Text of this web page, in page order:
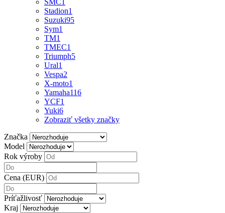
SMC
Stadion1
Suzuki95
Sym1
TM1
TMEC1
Triumph5
Ural1
Vespa2
X-moto1
Yamaha116
YCF1
Yuki6
Zobraziť všetky značky
Značka
Model
Rok výroby
Cena (EUR)
Príťažlivosť
Kraj